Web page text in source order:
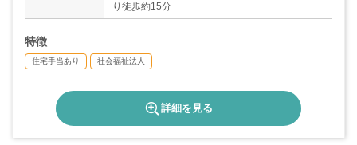
り徒歩約15分
特徴
住宅手当あり 社会福祉法人
詳細を見る